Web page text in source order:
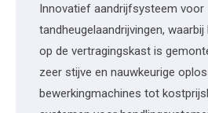
Innovatief aandrijfsysteem voor
tandheugelaandrijvingen,
op de vertragingskast is
zeer stijve en nauwkeurige
bewerkingmachines tot